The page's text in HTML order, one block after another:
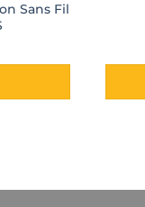
Sans Fil